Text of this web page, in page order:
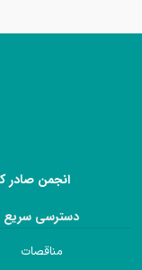
انجمن صادر
دسترسی سریع
مناقصات